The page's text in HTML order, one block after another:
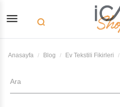
menu search
Anasayfa Blog Ev Tekstili Fikirleri